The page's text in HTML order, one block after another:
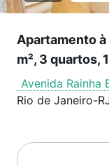
Apartamento
m², 3 quartos,
Avenida Rainha
Rio de Janeiro-